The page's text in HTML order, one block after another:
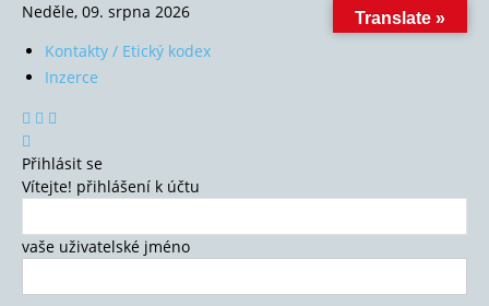
Neděle, 09. srpna 2026
Kontakty / Etický kodex
Inzerce
Přihlásit se
Vítejte! přihlášení k účtu
vaše uživatelské jméno
Translate »